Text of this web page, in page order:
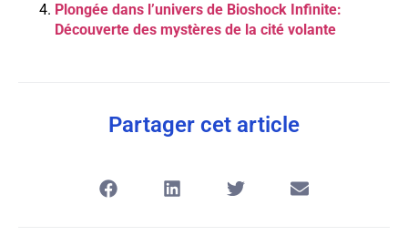
Plongée dans l’univers de Bioshock Infinite:
Découverte des mystères de la cité volante
Partager cet article